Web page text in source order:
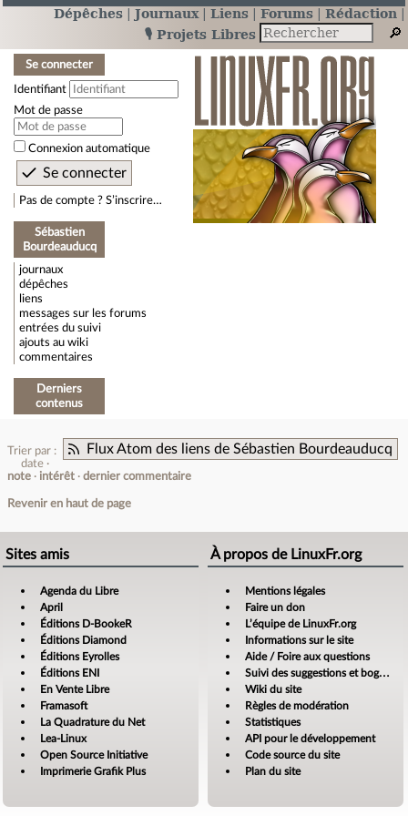
Dépêches Journaux Liens Forums
Rédaction
🎙️ Projets Libres
Se connecter
Identifiant
Mot de passe
Connexion automatique
Pas de compte ? S’inscrire…
Sébastien
Bourdeauducq
journaux
dépêches
liens
messages sur les forums
entrées du suivi
ajouts au wiki
commentaires
Derniers
contenus
Flux Atom des liens de Sébastien Bourdeauducq
Trier par :
date
note
intérêt dernier commentaire
Revenir en haut de page
Sites amis
Agenda du Libre
April
Éditions D-BookeR
Éditions Diamond
Éditions Eyrolles
Éditions ENI
En Vente Libre
Framasoft
La Quadrature du Net
Lea-Linux
Open Source Initiative
Imprimerie Grafik Plus
À propos de LinuxFr.org
Mentions légales
Faire un don
L’équipe de LinuxFr.org
Informations sur le site
Aide / Foire aux questions
Suivi des suggestions et bogues
Wiki du site
Règles de modération
Statistiques
API pour le développement
Code source du site
Plan du site